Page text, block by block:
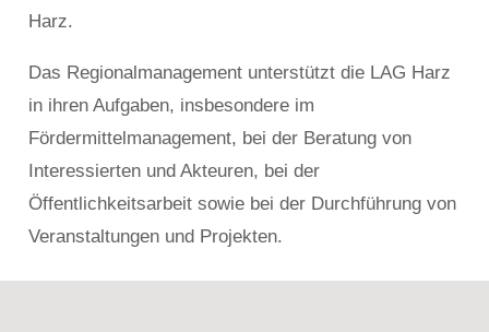
Harz.
Das Regionalmanagement unterstützt die LAG Harz
in ihren Aufgaben, insbesondere im
Fördermittelmanagement, bei der Beratung von
Interessierten und Akteuren, bei der
Öffentlichkeitsarbeit sowie bei der Durchführung von
Veranstaltungen und Projekten.